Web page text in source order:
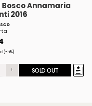
Bosco Annamaria
2016
(-5%)
+ SOLD OUT